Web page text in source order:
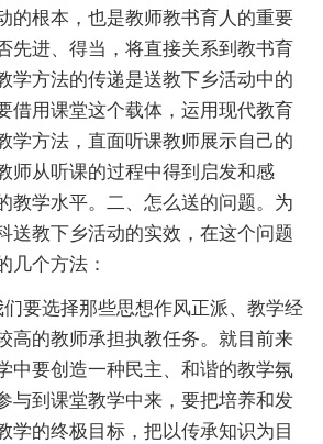
的根本，也是教师教书育人的重要
先进、得当，将直接关系到教书育
学方法的传递是送教下乡活动中的
借用课堂这个载体，运用现代教育
学方法，直面听课教师展示自己的
师从听课的过程中得到启发和感
教学水平。二、怎么送的问题。为
送教下乡活动的实效，在这个问题
几个方法：
选择那些思想作风正派、教学经
高的教师承担执教任务。就目前来
中要创造一种民主、和谐的教学氛
与到课堂教学中来，要把培养和发
学的终极目标，把以传承知识为目